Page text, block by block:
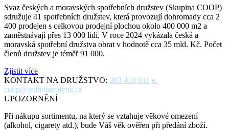
Svaz českých a moravských spotřebních družstev (Skupina COOP)
sdružuje 41 spotřebních družstev, která provozují dohromady cca 2
400 prodejen s celkovou prodejní plochou okolo 400 000 m2 a
zaměstnávají přes 13 000 lidí. V roce 2024 vykázala česká a
moravská spotřební družstva obrat v hodnotě cca 35 mld. Kč. Počet
členů družstev je téměř 91 000.
Zjistit více
KONTAKT NA DRUŽSTVO: 383 410 011 e-
coop@jednotavolyne.cz
UPOZORNĚNÍ
Při nákupu sortimentu, na který se vztahuje věkové omezení
(alkohol, cigarety atd.), bude Váš věk ověřen při předání zboží.